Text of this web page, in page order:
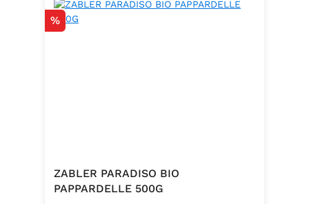
Rabatt
%
ZABLER PARADISO BIO
PAPPARDELLE 500G